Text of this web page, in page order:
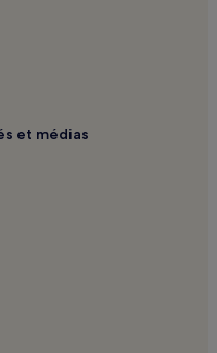
animaux de
et médias